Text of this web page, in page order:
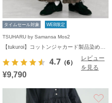
タイムセール対象 WEB限定
TSUHARU by Samansa Mos2
4.7 （6）
レビュー
を見る
¥9,790